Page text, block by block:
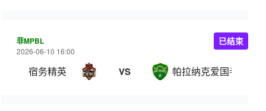
菲MPBL
2026-06-10 16:00
宿务精英 VS 帕拉纳克爱国者
已结束